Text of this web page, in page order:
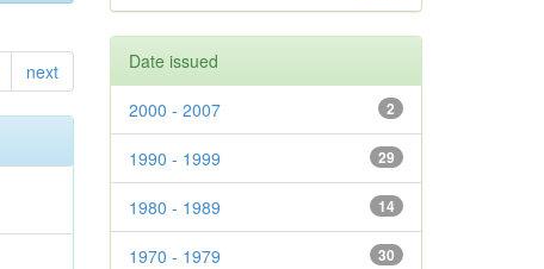
next Date issued
2
2000 - 2007
29
1990 - 1999
14
1980 - 1989
30
1970 - 1979